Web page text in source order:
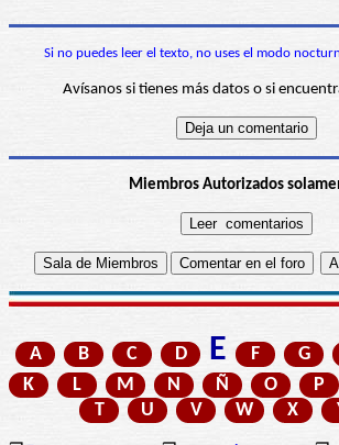
Si no puedes leer el texto, no uses el modo
Avísanos si tienes más datos o si
Miembros Autorizados
A B C D E F G
K
L M N Ñ O P
T
U V W X